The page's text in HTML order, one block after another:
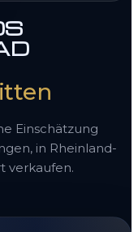
Einschätzung
in Rheinland-
verkaufen.